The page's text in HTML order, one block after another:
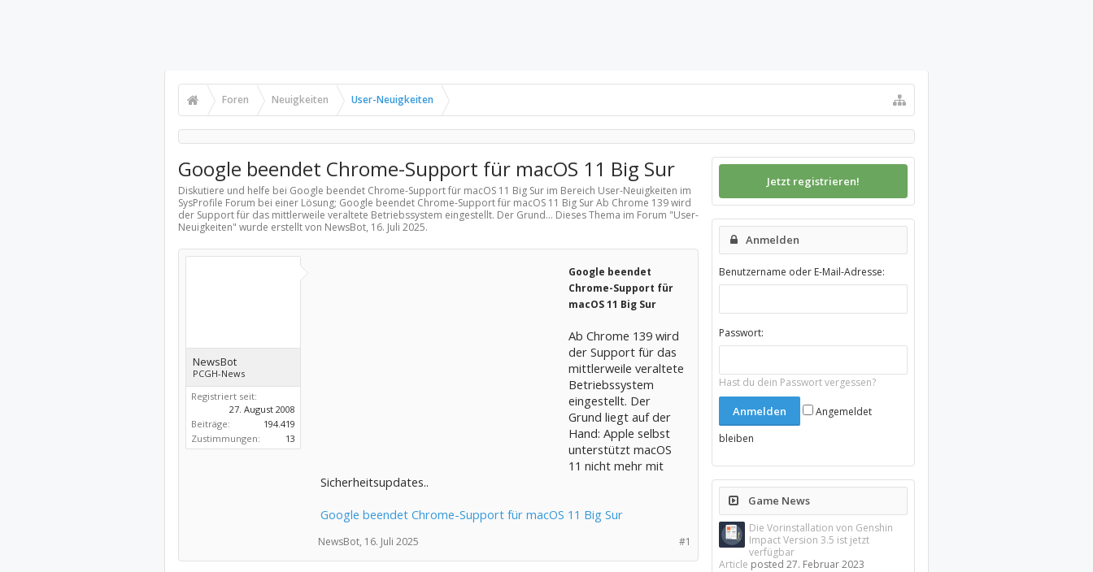
Foren Neuigkeiten User-Neuigkeiten
Google beendet Chrome-Support für macOS 11 Big Sur
Diskutiere und helfe bei Google beendet Chrome-Support für macOS 11 Big Sur im Bereich User-Neuigkeiten im
SysProfile Forum bei einer Lösung; Google beendet Chrome-Support für macOS 11 Big Sur Ab Chrome 139 wird
der Support für das mittlerweile veraltete Betriebssystem eingestellt. Der Grund... Dieses Thema im Forum "User-
Neuigkeiten" wurde erstellt von NewsBot, 16. Juli 2025.
NewsBot
PCGH-News
Registriert seit:
27. August 2008
Beiträge:
194.419
Zustimmungen:
13
Google beendet
Chrome-Support für
macOS 11 Big Sur
Ab Chrome 139 wird
der Support für das
mittlerweile veraltete
Betriebssystem
eingestellt. Der
Grund liegt auf der
Hand: Apple selbst
unterstützt macOS
11 nicht mehr mit
Sicherheitsupdates..
Google beendet Chrome-Support für macOS 11 Big Sur
#1
NewsBot, 16. Juli 2025
Jetzt registrieren!
Anmelden
Benutzername oder E-Mail-Adresse:
Passwort:
Hast du dein Passwort vergessen?
Angemeldet
bleiben
Game News
Die Vorinstallation von Genshin
Impact Version 3.5 ist jetzt
verfügbar
Article posted27. Februar 2023